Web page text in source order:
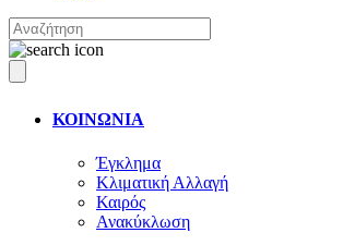
ΚΟΙΝΩΝΙΑ
Έγκλημα
Κλιματική Αλλαγή
Καιρός
Ανακύκλωση